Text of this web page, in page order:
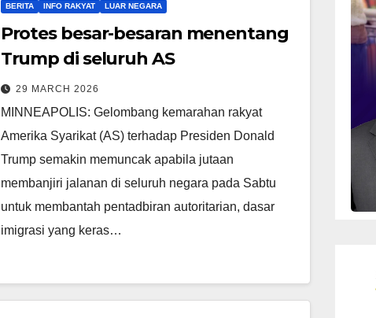
BERITA INFO RAKYAT LUAR NEGARA
Protes besar-besaran menentang
Trump di seluruh AS
29 MARCH 2026
MINNEAPOLIS: Gelombang kemarahan rakyat
Amerika Syarikat (AS) terhadap Presiden Donald
Trump semakin memuncak apabila jutaan
membanjiri jalanan di seluruh negara pada Sabtu
untuk membantah pentadbiran autoritarian, dasar
imigrasi yang keras…